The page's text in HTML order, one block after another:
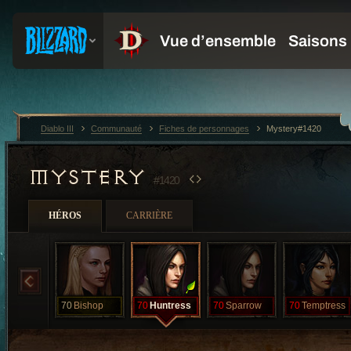
MYSTERY #1420
HÉROS CARRIÈRE
70 Bishop 70 Huntress 70Sparrow 70Temptress
Diablo III Communauté Fiches de personnages Mystery#1420